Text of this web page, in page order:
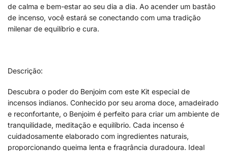
de calma e bem-estar ao seu dia a dia. Ao acender um bastão
de incenso, você estará se conectando com uma tradição
milenar de equilíbrio e cura.
Descrição:
Descubra o poder do Benjoim com este Kit especial de
incensos indianos. Conhecido por seu aroma doce, amadeirado
e reconfortante, o Benjoim é perfeito para criar um ambiente de
tranquilidade, meditação e equilíbrio. Cada incenso é
cuidadosamente elaborado com ingredientes naturais,
proporcionando queima lenta e fragrância duradoura. Ideal